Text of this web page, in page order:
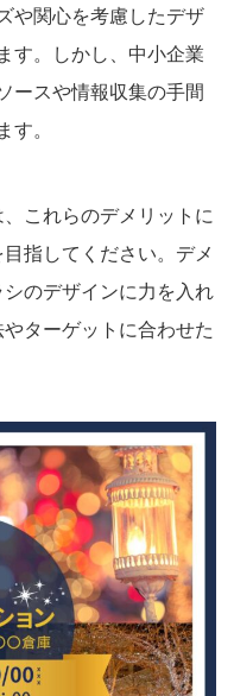
や関心を考慮したデザ
す。しかし、中小企業
ースや情報収集の手間
。
これらのデメリットに
指してください。デメ
のデザインに力を入れ
ターゲットに合わせた